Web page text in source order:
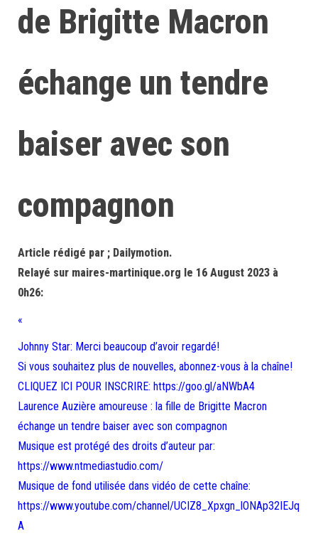
de Brigitte Macron
échange un tendre
baiser avec son
compagnon
Article rédigé par ; Dailymotion.
Relayé sur maires-martinique.org le 16 August 2023 à
0h26:
«
Johnny Star: Merci beaucoup d’avoir regardé!
Si vous souhaitez plus de nouvelles, abonnez-vous à la chaîne!
CLIQUEZ ICI POUR INSCRIRE: https://goo.gl/aNWbA4
Laurence Auzière amoureuse : la fille de Brigitte Macron
échange un tendre baiser avec son compagnon
Musique est protégé des droits d’auteur par:
https://www.ntmediastudio.com/
Musique de fond utilisée dans vidéo de cette chaîne:
https://www.youtube.com/channel/UCIZ8_Xpxgn_lONAp32IEJq
A